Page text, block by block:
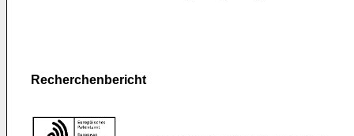
Recherchenbericht